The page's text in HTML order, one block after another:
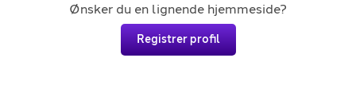
Ønsker du en lignende hjemmeside?
Registrer profil